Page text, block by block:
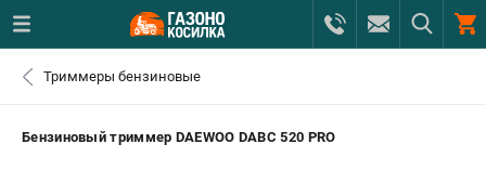
САНКТ-ПЕТЕРБУРГ
0 ₽
Триммеры бензиновые
Бензиновый триммер DAEWOO DABC 520 PRO